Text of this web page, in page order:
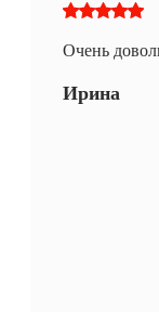
Очень
Ирина